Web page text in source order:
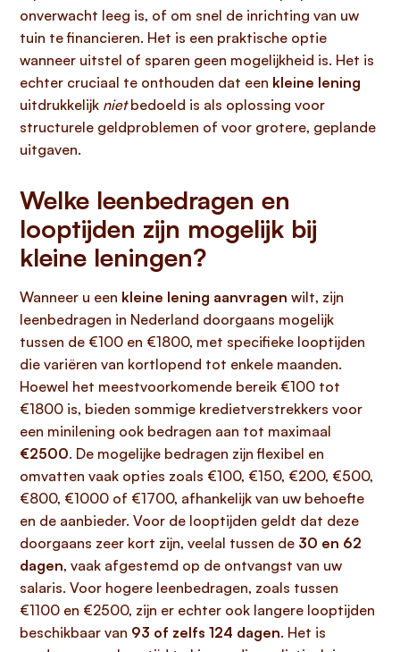
onverwacht leeg is, of om snel de inrichting van uw
tuin te financieren. Het is een praktische optie
wanneer uitstel of sparen geen mogelijkheid is. Het is
echter cruciaal te onthouden dat een kleine lening
uitdrukkelijk nietbedoeld is als oplossing voor
structurele geldproblemen of voor grotere, geplande
uitgaven.
Welke leenbedragen en
looptijden zijn mogelijk bij
kleine leningen?
Wanneer u een kleine lening aanvragen wilt, zijn
leenbedragen in Nederland doorgaans mogelijk
tussen de €100 en €1800, met specifieke looptijden
die variëren van kortlopend tot enkele maanden.
Hoewel het meestvoorkomende bereik €100 tot
€1800 is, bieden sommige kredietverstrekkers voor
een minilening ook bedragen aan tot maximaal
€2500. De mogelijke bedragen zijn flexibel en
omvatten vaak opties zoals €100, €150, €200, €500,
€800, €1000 of €1700, afhankelijk van uw behoefte
en de aanbieder. Voor de looptijden geldt dat deze
doorgaans zeer kort zijn, veelal tussen de 30 en 62
dagen, vaak afgestemd op de ontvangst van uw
salaris. Voor hogere leenbedragen, zoals tussen
€1100 en €2500, zijn er echter ook langere looptijden
beschikbaar van 93 of zelfs 124 dagen. Het is